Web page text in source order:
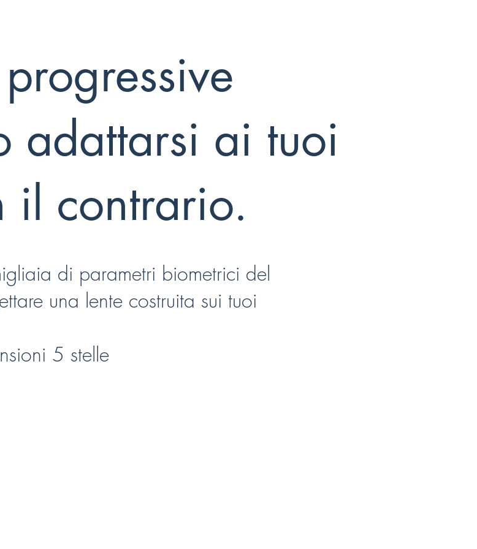
adattarsi ai tuoi
contrario.
di parametri biometrici del
una lente costruita sui tuoi
5 stelle